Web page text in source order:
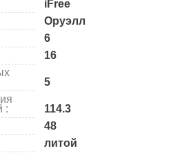
iFree
Оруэлл
6
16
5
:
114.3
48
литой